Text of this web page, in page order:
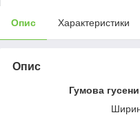
Опис Характеристики
Опис
Гумова